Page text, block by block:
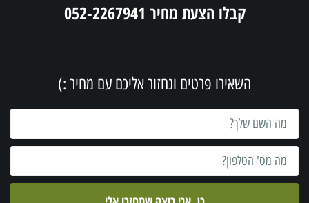
קבלו הצעת מחיר 052-2267941
השאירו פרטים ונחזור אליכם עם מחיר :)